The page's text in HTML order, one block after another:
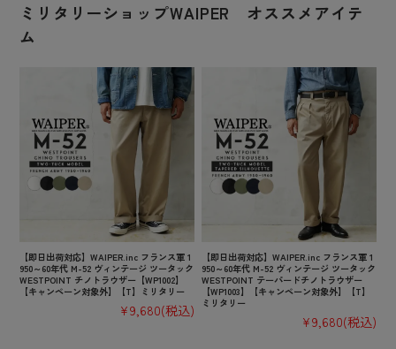
ミリタリーショップWAIPER オススメアイテ
ム
【即日出荷対応】WAIPER.inc フランス軍 1
950～60年代 M-52 ヴィンテージ ツータック
WESTPOINT チノトラウザー【WP1002】
【キャンペーン対象外】【T】ミリタリー
¥9,680(税込)
【即日出荷対応】WAIPER.inc フランス軍 1
950～60年代 M-52 ヴィンテージ ツータック
WESTPOINT テーパードチノトラウザー
【WP1003】【キャンペーン対象外】【T】
ミリタリー
¥9,680(税込)